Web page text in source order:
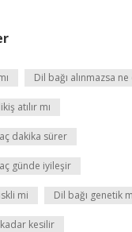
Dil bağı alınmazsa
atılır mı
dakika sürer
günde iyileşir
mi Dil bağı genetik
kadar kesilir